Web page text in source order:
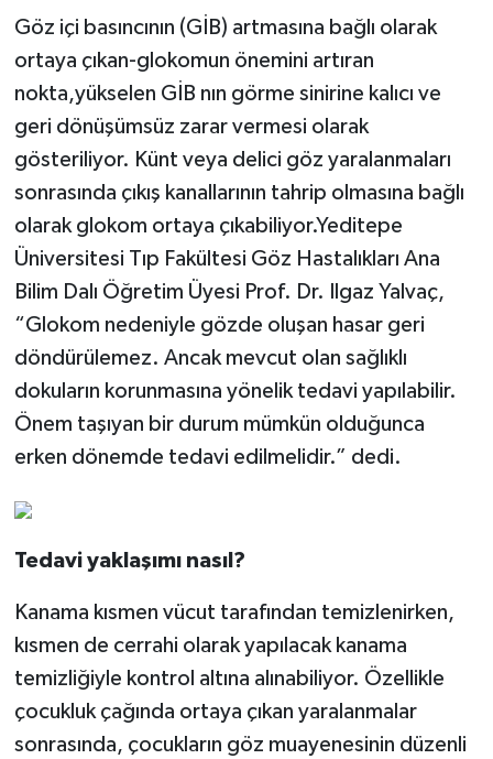
Göz içi basıncının (GİB) artmasına bağlı olarak
ortaya çıkan-glokomun önemini artıran
nokta,yükselen GİB nın görme sinirine kalıcı ve
geri dönüşümsüz zarar vermesi olarak
gösteriliyor. Künt veya delici göz yaralanmaları
sonrasında çıkış kanallarının tahrip olmasına bağlı
olarak glokom ortaya çıkabiliyor.Yeditepe
Üniversitesi Tıp Fakültesi Göz Hastalıkları Ana
Bilim Dalı Öğretim Üyesi Prof. Dr. Ilgaz Yalvaç,
“Glokom nedeniyle gözde oluşan hasar geri
döndürülemez. Ancak mevcut olan sağlıklı
dokuların korunmasına yönelik tedavi yapılabilir.
Önem taşıyan bir durum mümkün olduğunca
erken dönemde tedavi edilmelidir.” dedi.
Tedavi yaklaşımı nasıl?
Kanama kısmen vücut tarafından temizlenirken,
kısmen de cerrahi olarak yapılacak kanama
temizliğiyle kontrol altına alınabiliyor. Özellikle
çocukluk çağında ortaya çıkan yaralanmalar
sonrasında, çocukların göz muayenesinin düzenli